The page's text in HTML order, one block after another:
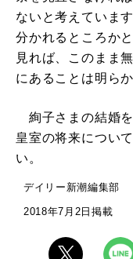
ないと考えていま
分かれるところか
見れば、このまま
にあることは明らか
絢子さまの結婚を
皇室の将来につい
い。
デイリー新潮編集部
2018年7月2日掲載